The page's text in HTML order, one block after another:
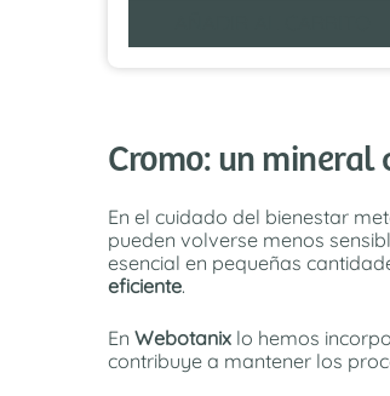
Cromo: un
En el cuidado del bienestar
pueden volverse menos
esencial en pequeñas
eficiente.
En Webotanix lo hemos
contribuye a mantener los